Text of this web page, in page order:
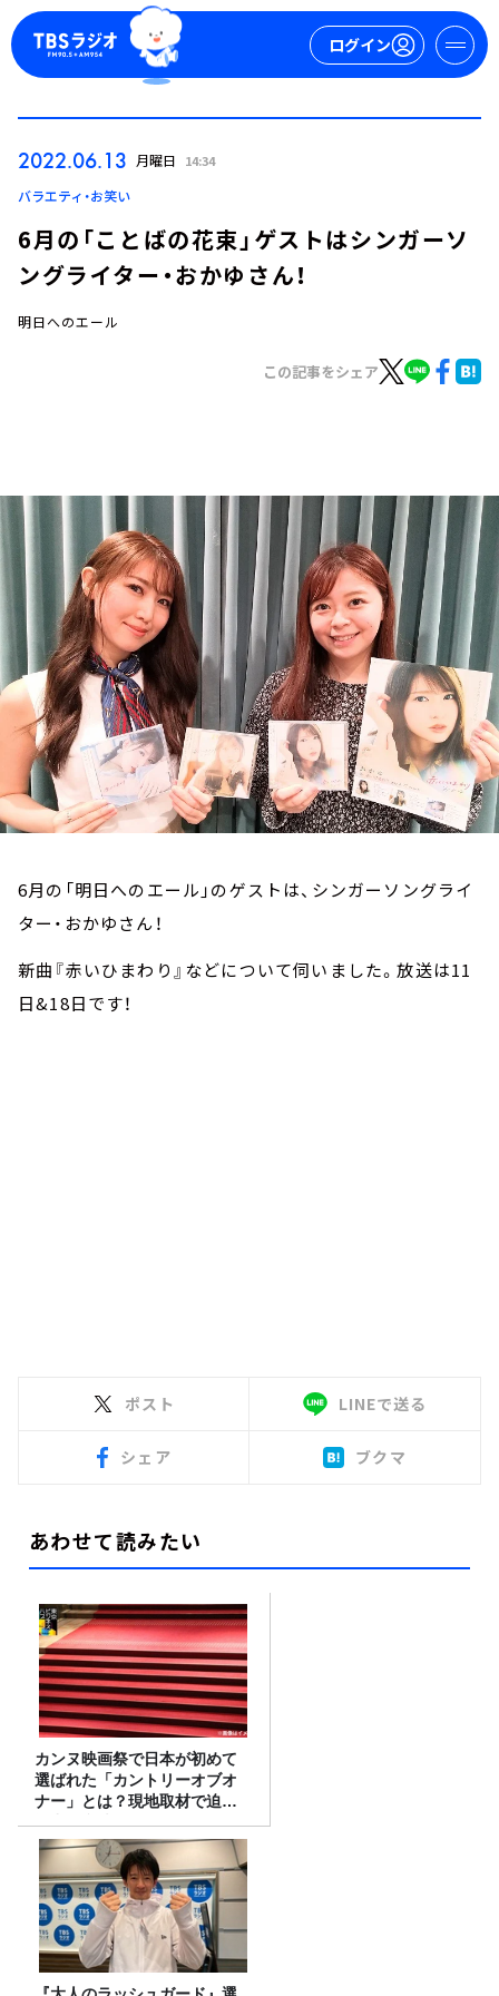
ログイン
ログイン
お知らせ
イベント・グッズ
YouTube
会社情報
2022.06.13 月曜日 14:34
バラエティ・お笑い
6月の「ことばの花束」ゲストはシンガーソ
ングライター・おかゆさん！
明日へのエール
この記事をシェア
6月の「明日へのエール」のゲストは、シンガーソングライ
ター・おかゆさん！
新曲『赤いひまわり』などについて伺いました。放送は11
日&18日です！
ポスト LINEで送る
シェア ブクマ
あわせて読みたい
カンヌ映画祭で日本が初めて
選ばれた「カントリーオブオ
ナー」とは？現地取材で迫る
選出の意味